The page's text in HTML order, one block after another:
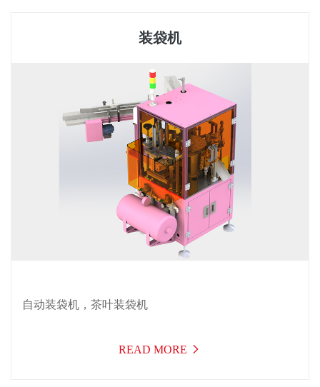
装袋机
自动装袋机，茶叶装袋机
READ MORE